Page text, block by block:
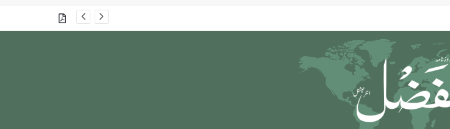
گذشتہ شمارے